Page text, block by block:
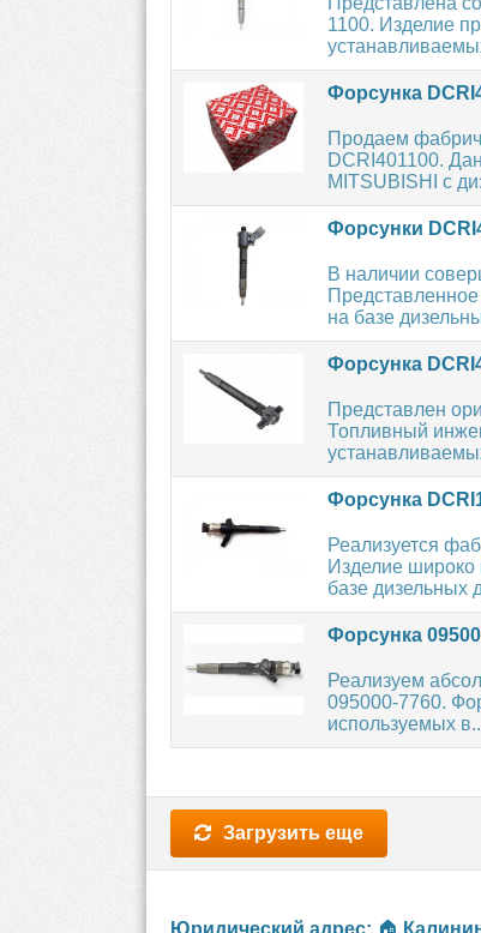
1100. Изделие
Форсунка
Продаем
DCRI401100.
MITSUBISHI с
Форсунки
В наличии
на базе
Форсунка
Представлен
Топливный
Форсунка
Реализуется
Изделие широко
базе дизельных
Форсунка
Реализуем
095000-7760.
используемых
Загрузить еще
Юридический адрес: 🏠